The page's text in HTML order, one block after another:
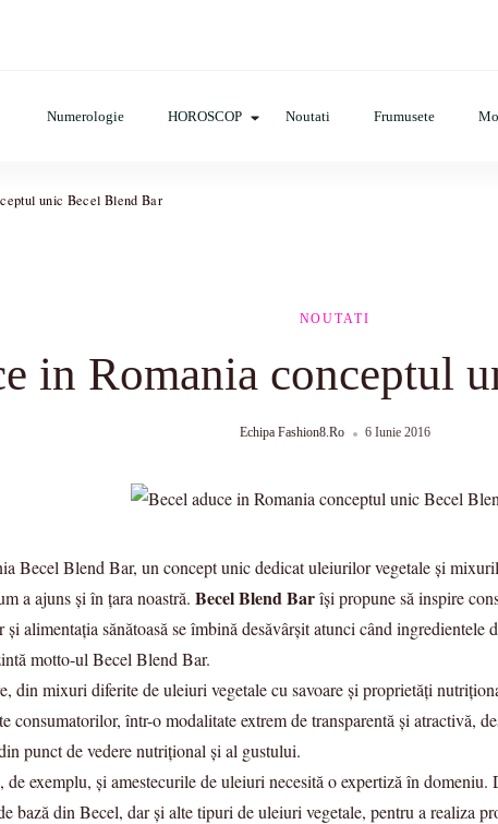
Numerologie HOROSCOP Noutati Frumusete
unic Becel Blend Bar
NOUTATI
in Romania conceptul
Echipa Fashion8.ro 6 Iunie 2016
Becel Blend Bar, un concept unic dedicat uleiurilor vegetale şi
a ajuns şi în ţara noastră. Becel Blend Barîşi propune să inspire
alimentaţia sănătoasă se îmbină desăvârşit atunci când
motto-ul Becel Blend Bar.
din mixuri diferite de uleiuri vegetale cu savoare şi proprietăţi
într-o modalitate extrem de transparentă şi atractivă,
punct de vedere nutriţional şi al gustului.
de exemplu, şi amestecurile de uleiuri necesită o expertiză în domeniu.
bază din Becel, dar şi alte tipuri de uleiuri vegetale, pentru a realiza